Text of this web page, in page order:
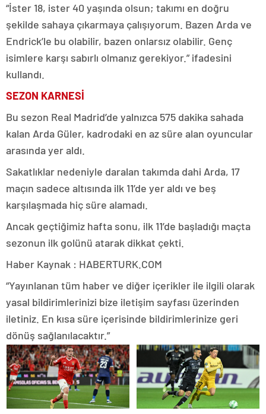
“İster 18, ister 40 yaşında olsun; takımı en doğru
şekilde sahaya çıkarmaya çalışıyorum. Bazen Arda ve
Endrick’le bu olabilir, bazen onlarsız olabilir. Genç
isimlere karşı sabırlı olmanız gerekiyor.” ifadesini
kullandı.
SEZON KARNESİ
Bu sezon Real Madrid’de yalnızca 575 dakika sahada
kalan Arda Güler, kadrodaki en az süre alan oyuncular
arasında yer aldı.
Sakatlıklar nedeniyle daralan takımda dahi Arda, 17
maçın sadece altısında ilk 11’de yer aldı ve beş
karşılaşmada hiç süre alamadı.
Ancak geçtiğimiz hafta sonu, ilk 11’de başladığı maçta
sezonun ilk golünü atarak dikkat çekti.
Haber Kaynak : HABERTURK.COM
“Yayınlanan tüm haber ve diğer içerikler ile ilgili olarak
yasal bildirimlerinizi bize iletişim sayfası üzerinden
iletiniz. En kısa süre içerisinde bildirimlerinize geri
dönüş sağlanılacaktır.”